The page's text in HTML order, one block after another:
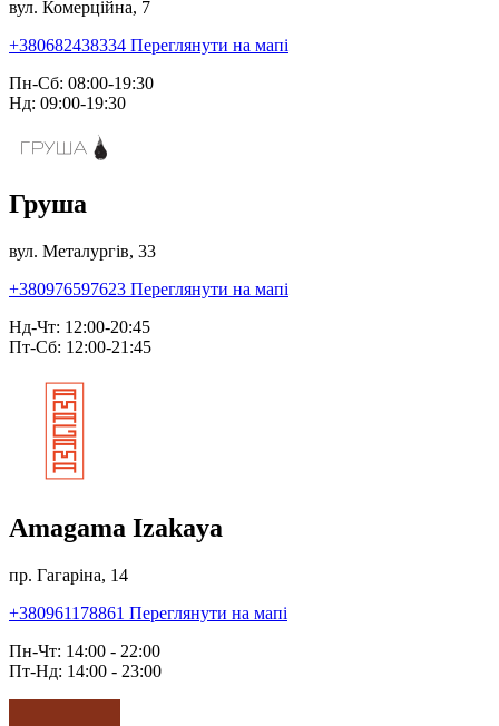
вул. Комерційна, 7
+380682438334 Переглянути на мапі
Пн-Сб: 08:00-19:30
Нд: 09:00-19:30
Груша
вул. Металургів, 33
+380976597623 Переглянути на мапі
Нд-Чт: 12:00-20:45
Пт-Сб: 12:00-21:45
Amagama Izakaya
пр. Гагаріна, 14
+380961178861 Переглянути на мапі
Пн-Чт: 14:00 - 22:00
Пт-Нд: 14:00 - 23:00